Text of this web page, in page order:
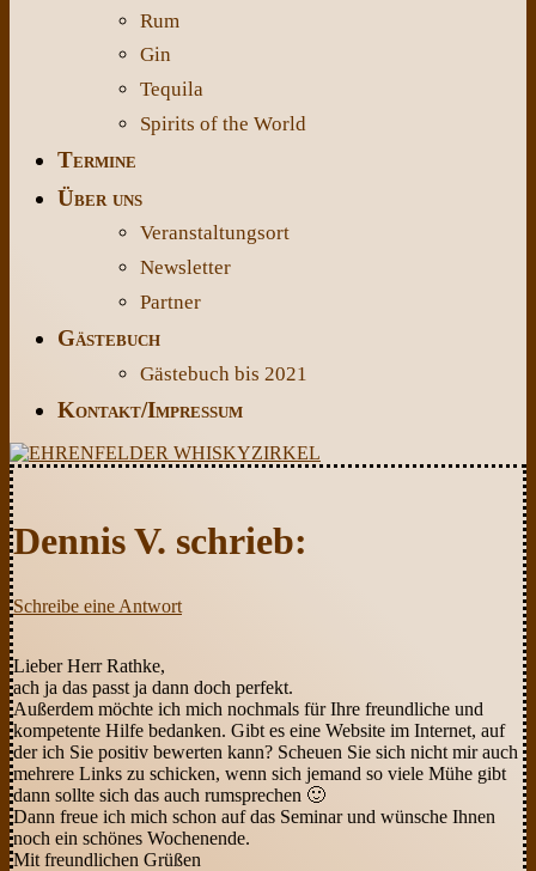
Rum
Gin
Tequila
Spirits of the World
Termine
Über uns
Veranstaltungsort
Newsletter
Partner
Gästebuch
Gästebuch bis 2021
Kontakt/Impressum
Dennis V. schrieb:
Schreibe eine Antwort
Lieber Herr Rathke,
ach ja das passt ja dann doch perfekt.
Außerdem möchte ich mich nochmals für Ihre freundliche und
kompetente Hilfe bedanken. Gibt es eine Website im Internet, auf
der ich Sie positiv bewerten kann? Scheuen Sie sich nicht mir auch
mehrere Links zu schicken, wenn sich jemand so viele Mühe gibt
dann sollte sich das auch rumsprechen 🙂
Dann freue ich mich schon auf das Seminar und wünsche Ihnen
noch ein schönes Wochenende.
Mit freundlichen Grüßen